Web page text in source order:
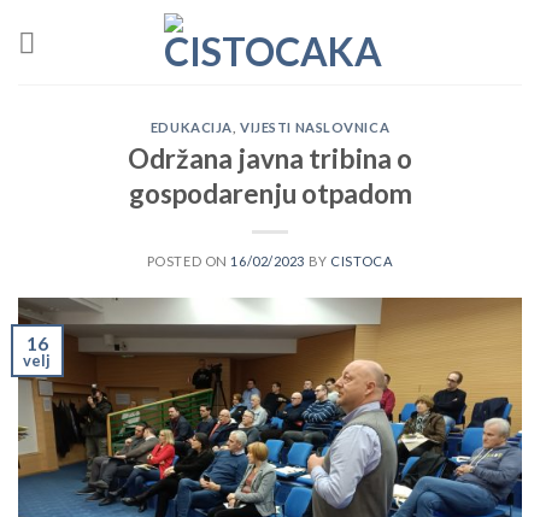
EDUKACIJA ,VIJESTI NASLOVNICA
Održana javna tribina o
gospodarenju otpadom
POSTED ON 16/02/2023 BY CISTOCA
16
velj